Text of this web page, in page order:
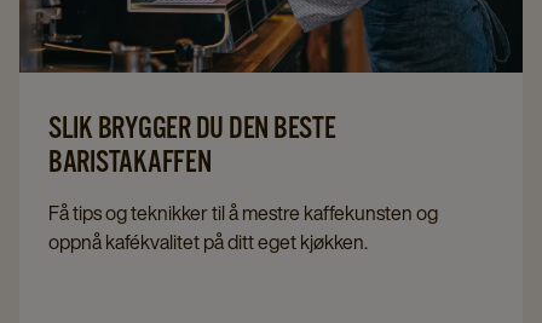
SLIK BRYGGER DU DEN BESTE
BARISTAKAFFEN
Få tips og teknikker til å mestre kaffekunsten og
oppnå kafékvalitet på ditt eget kjøkken.